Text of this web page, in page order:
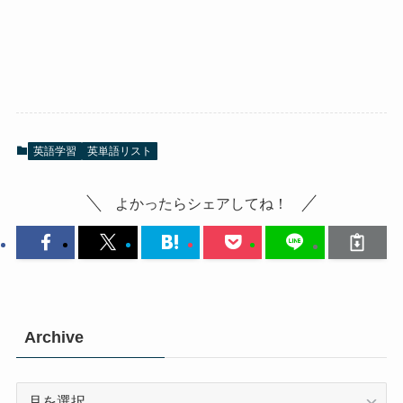
英語学習 英単語リスト
よかったらシェアしてね！
Archive
Archive